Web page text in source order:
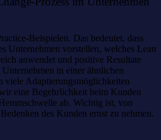
Beispielen. Das bedeutet, dass
Unternehmen vorstellen, welches Lean
anwendet und positive Resultate
in einer ähnlichen
viele Adaptierungsmöglichkeiten
eine Begehrlichkeit beim Kunden
ab. Wichtig ist, von
des Kunden ernst zu nehmen.